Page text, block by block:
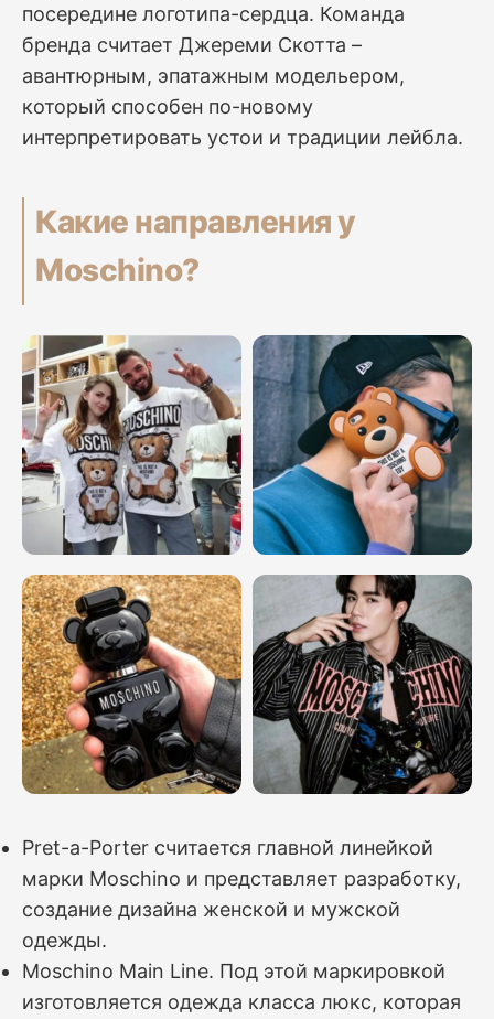
посередине логотипа-сердца. Команда
бренда считает Джереми Скотта –
авантюрным, эпатажным модельером,
который способен по-новому
интерпретировать устои и традиции лейбла.
Какие направления у
Moschino?
Pret-a-Porter считается главной линейкой
марки Moschino и представляет разработку,
создание дизайна женской и мужской
одежды.
Moschino Main Line. Под этой маркировкой
изготовляется одежда класса люкс, которая